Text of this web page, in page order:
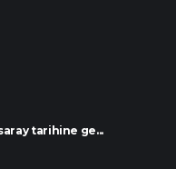
tarihine ge...